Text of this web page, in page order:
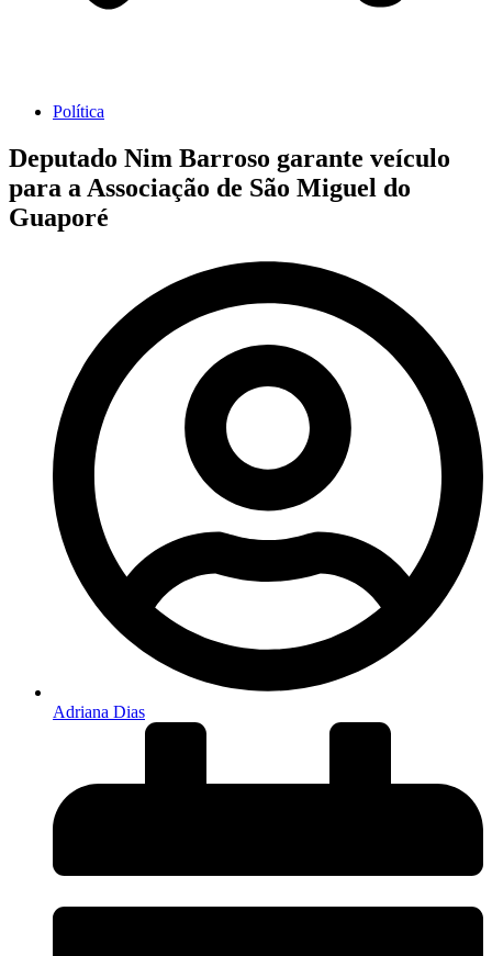
Política
Deputado Nim Barroso garante veículo
para a Associação de São Miguel do
Guaporé
Adriana Dias